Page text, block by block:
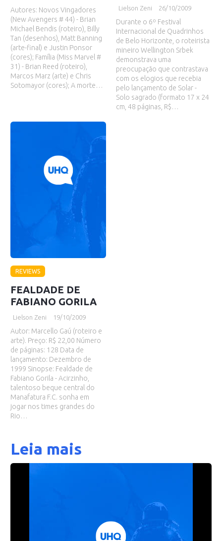
Autores: Novos Vingadores
(New Avengers # 44) - Brian
Michael Bendis (roteiro), Billy
Tan (desenhos), Matt Banning
(arte-final) e Justin Ponsor
(cores); Família (Miss Marvel #
31) - Brian Reed (roteiro),
Marcos Marz (arte) e Chris
Sotomayor (cores); A morte…
Lielson Zeni 26/10/2009
Durante o 6º Festival
Internacional de Quadrinhos
de Belo Horizonte, o roteirista
mineiro Wellington Srbek
demonstrava uma
preocupação que contrastava
com os elogios que recebia
pelo lançamento de Solar -
Solo sagrado (formato 17 x 24
cm, 48 páginas, R$…
REVIEWS
FEALDADE DE
FABIANO GORILA
Lielson Zeni 19/10/2009
Autor: Marcello Gaú (roteiro e
arte). Preço: R$ 22,00 Número
de páginas: 128 Data de
lançamento: Dezembro de
1999 Sinopse: Fealdade de
Fabiano Gorila - Acirzinho,
talentoso beque central do
Manafatura F.C. sonha em
jogar nos times grandes do
Rio…
Leia mais